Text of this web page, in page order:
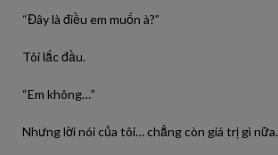
“Đây là điều em muốn à?”
Tôi lắc đầu.
“Em không…”
Nhưng lời nói của tôi… chẳng còn giá trị gì nữa.